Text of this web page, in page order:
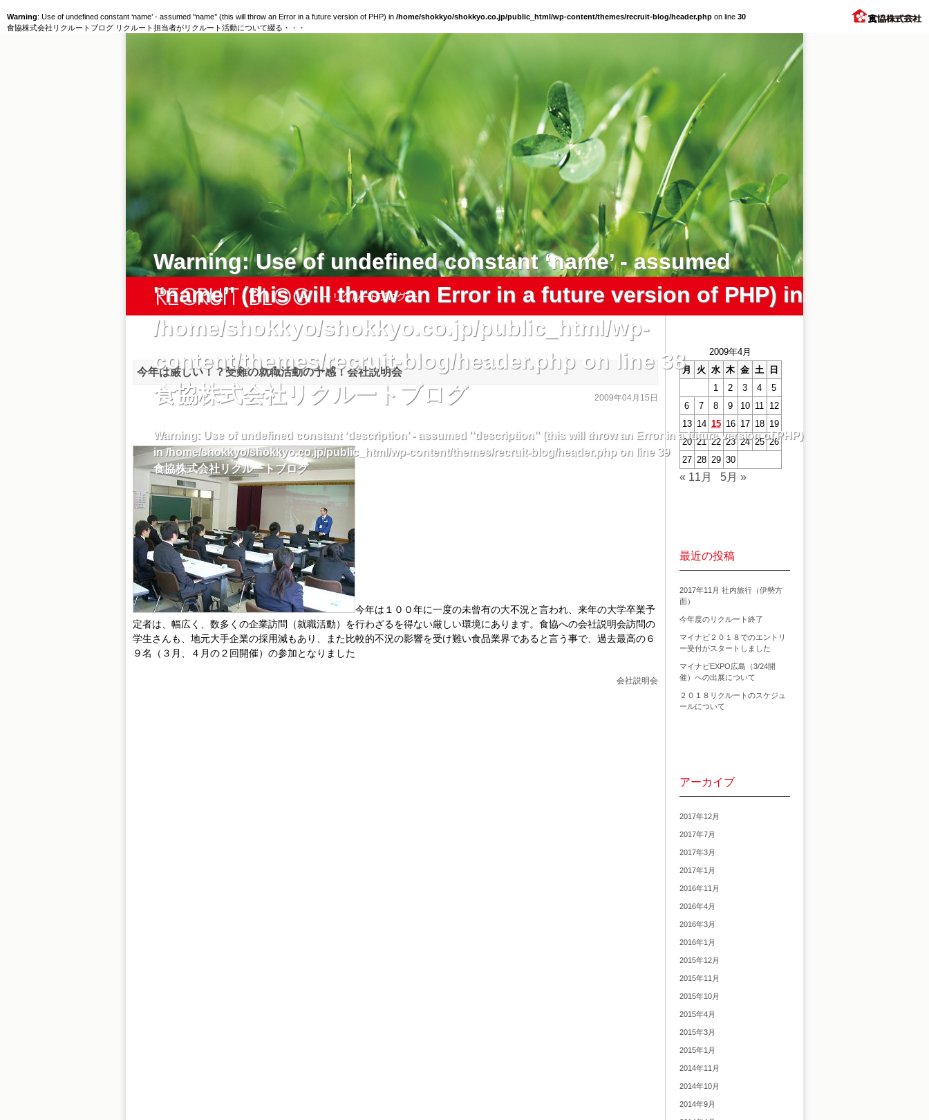
Warning: Use of undefined constant ‘name’ - assumed '‘name’' (this will throw an Error in a future version of PHP) in /home/shokkyo/shokkyo.co.jp/public_html/wp-content/themes/recruit-blog/header.php on line 30
食協株式会社リクルートブログ リクルート担当者がリクルート活動について綴る・・・
Warning: Use of undefined constant ‘name’ - assumed
'‘name’' (this will throw an Error in a future version of PHP) in
/home/shokkyo/shokkyo.co.jp/public_html/wp-
content/themes/recruit-blog/header.php on line 38
食協株式会社リクルートブログ
Warning: Use of undefined constant ‘description’ - assumed '‘description’' (this will throw an Error in a future version of PHP)
in/home/shokkyo/shokkyo.co.jp/public_html/wp-content/themes/recruit-blog/header.php on line 39
食協株式会社リクルートブログ
今年は厳しい！？受難の就職活動の予感！会社説明会
2009年04月15日
今年は１００年に一度の未曾有の大不況と言われ、来年の大学卒業予
定者は、幅広く、数多くの企業訪問（就職活動）を行わざるを得ない厳しい環境にあります。食協への会社説明会訪問の
学生さんも、地元大手企業の採用減もあり、また比較的不況の影響を受け難い食品業界であると言う事で、過去最高の６
９名（３月、４月の２回開催）の参加となりました
会社説明会
2009年4月
月
火 水 木 金 土
日
1
2 3 4
5
6
7 8 9 10 11 12
13 14 15 16 17 18 19
20 21 22 23 24 25 26
27 28 29 30
« 11月 5月 »
最近の投稿
2017年11月 社内旅行（伊勢方
面）
今年度のリクルート終了
マイナビ２０１８でのエントリ
ー受付がスタートしました
マイナビEXPO広島（3/24開
催）への出展について
２０１８リクルートのスケジュ
ールについて
アーカイブ
2017年12月
2017年7月
2017年3月
2017年1月
2016年11月
2016年4月
2016年3月
2016年1月
2015年12月
2015年11月
2015年10月
2015年4月
2015年3月
2015年1月
2014年11月
2014年10月
2014年9月